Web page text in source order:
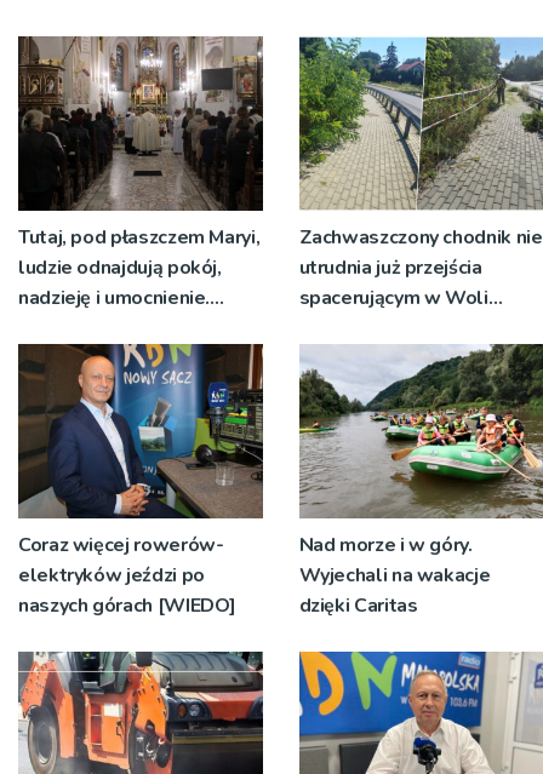
Tutaj, pod płaszczem Maryi,
ludzie odnajdują pokój,
nadzieję i umocnienie.
Bruśniku
Zachwaszczony chodnik nie
utrudnia już przejścia
spacerującym w Woli
RDN
Coraz więcej rowerów-
elektryków jeździ po
naszych górach [WIEDO]
Nad morze i w góry.
Wyjechali na wakacje
dzięki Caritas